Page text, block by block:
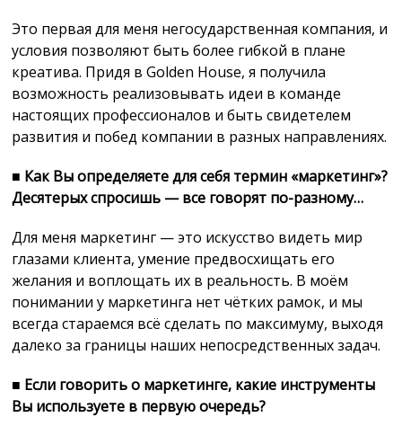
Это первая для меня негосударственная компания, и
условия позволяют быть более гибкой в плане
креатива. Придя в Golden House, я получила
возможность реализовывать идеи в команде
настоящих профессионалов и быть свидетелем
развития и побед компании в разных направлениях.
■ Как Вы определяете для себя термин «маркетинг»?
Десятерых спросишь — все говорят по-разному…
Для меня маркетинг — это искусство видеть мир
глазами клиента, умение предвосхищать его
желания и воплощать их в реальность. В моём
понимании у маркетинга нет чётких рамок, и мы
всегда стараемся всё сделать по максимуму, выходя
далеко за границы наших непосредственных задач.
■ Если говорить о маркетинге, какие инструменты
Вы используете в первую очередь?